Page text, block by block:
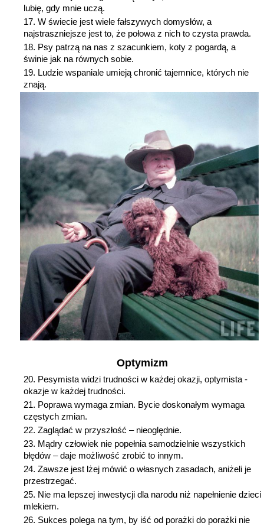
lubię, gdy mnie uczą.
W świecie jest wiele fałszywych domysłów, a
najstraszniejsze jest to, że połowa z nich to czysta prawda.
Psy patrzą na nas z szacunkiem, koty z pogardą, a
świnie jak na równych sobie.
Ludzie wspaniale umieją chronić tajemnice, których nie
znają.
Optymizm
Pesymista widzi trudności w każdej okazji, optymista -
okazje w każdej trudności.
Poprawa wymaga zmian. Bycie doskonałym wymaga
częstych zmian.
Zaglądać w przyszłość – nieoględnie.
Mądry człowiek nie popełnia samodzielnie wszystkich
błędów – daje możliwość zrobić to innym.
Zawsze jest lżej mówić o własnych zasadach, aniżeli je
przestrzegać.
Nie ma lepszej inwestycji dla narodu niż napełnienie dzieci
mlekiem.
Sukces polega na tym, by iść od porażki do porażki nie